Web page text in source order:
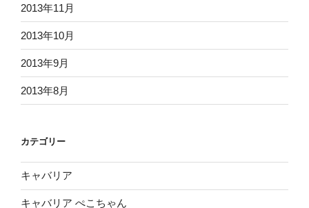
2013年11月
2013年10月
2013年9月
2013年8月
カテゴリー
キャバリア
キャバリア ぺこちゃん